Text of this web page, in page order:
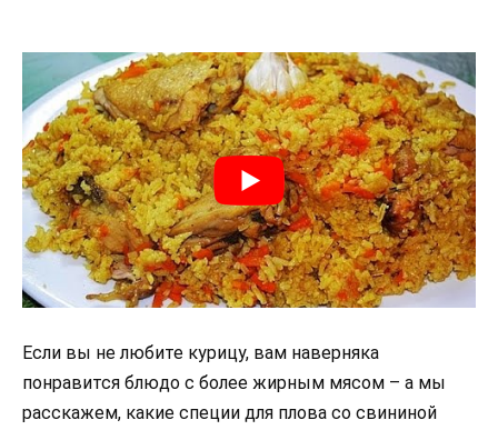
Если вы не любите курицу, вам наверняка
понравится блюдо с более жирным мясом – а мы
расскажем, какие специи для плова со свининой